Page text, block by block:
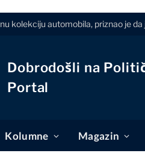
kolekciju automobila, priznao je
Dobrodošli na
Portal
Kolumne Magazin